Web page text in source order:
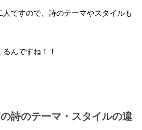
ですので、詩のテーマやスタイルも
んですね！！
詩のテーマ・スタイルの違